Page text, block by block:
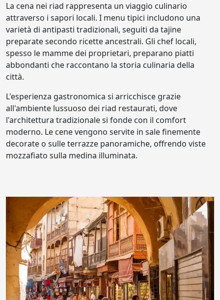
La cena nei riad rappresenta un viaggio culinario
attraverso i sapori locali. I menu tipici includono una
varietà di antipasti tradizionali, seguiti da tajine
preparate secondo ricette ancestrali. Gli chef locali,
spesso le mamme dei proprietari, preparano piatti
abbondanti che raccontano la storia culinaria della
città.
L'esperienza gastronomica si arricchisce grazie
all'ambiente lussuoso dei riad restaurati, dove
l'architettura tradizionale si fonde con il comfort
moderno. Le cene vengono servite in sale finemente
decorate o sulle terrazze panoramiche, offrendo viste
mozzafiato sulla medina illuminata.